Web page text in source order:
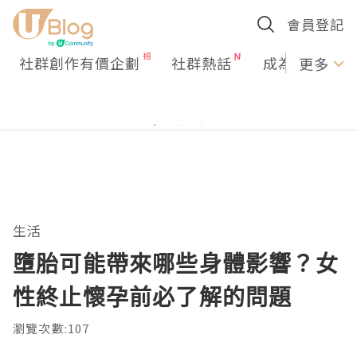
會員登記
社群創作有價企劃 社群熱話 成為U更多
生活
墮胎可能帶來哪些身體影響？女
性終止懷孕前必了解的問題
瀏覽次數:107